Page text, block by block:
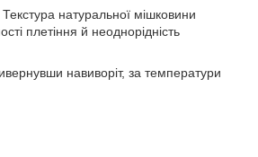
натуральної мішковини
плетіння й неоднорідність
навиворіт, за температури